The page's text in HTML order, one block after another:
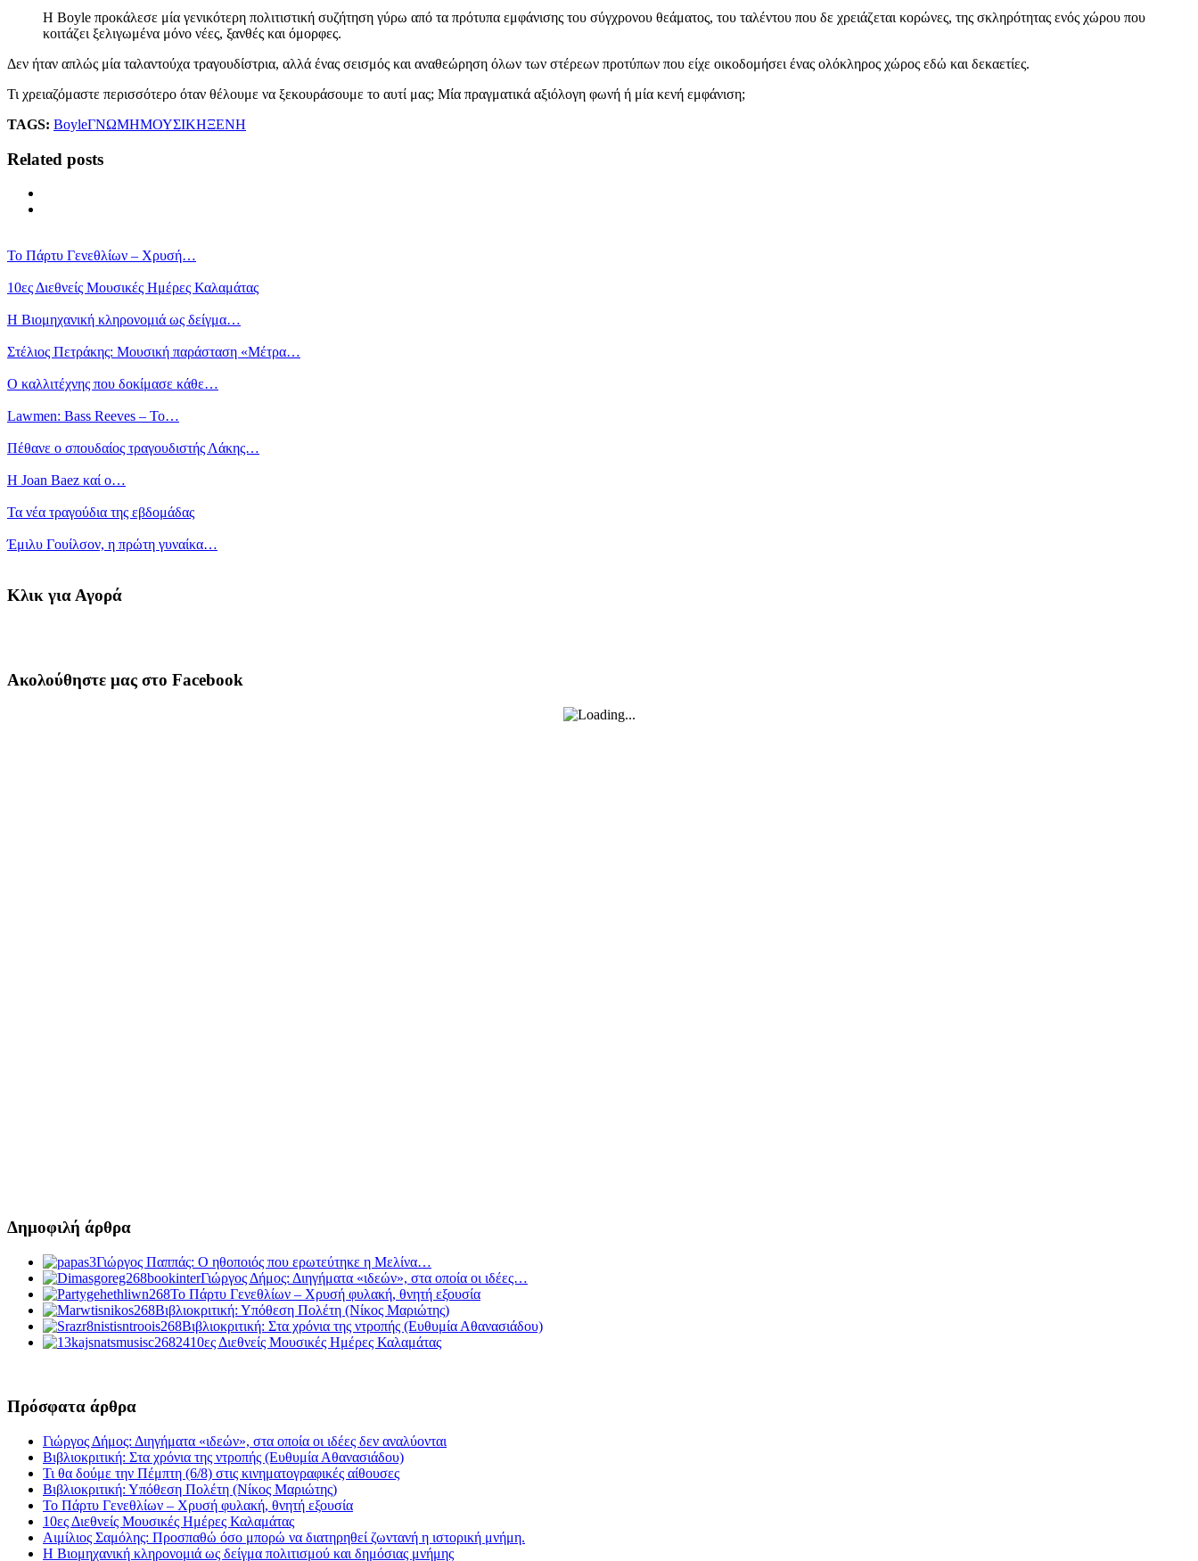
Η Boyle προκάλεσε μία γενικότερη πολιτιστική συζήτηση γύρω από τα πρότυπα εμφάνισης του σύγχρονου θεάματος, του ταλέντου που δε χρειάζεται κορώνες, της σκληρότητας ενός χώρου που
κοιτάζει ξελιγωμένα μόνο νέες, ξανθές και όμορφες.
Δεν ήταν απλώς μία ταλαντούχα τραγουδίστρια, αλλά ένας σεισμός και αναθεώρηση όλων των στέρεων προτύπων που είχε οικοδομήσει ένας ολόκληρος χώρος εδώ και δεκαετίες.
Τι χρειαζόμαστε περισσότερο όταν θέλουμε να ξεκουράσουμε το αυτί μας; Μία πραγματικά αξιόλογη φωνή ή μία κενή εμφάνιση;
TAGS: BoyleΓΝΩΜΗΜΟΥΣΙΚΗΞΕΝΗ
Related posts
Το Πάρτυ Γενεθλίων – Χρυσή…
10ες Διεθνείς Μουσικές Ημέρες Καλαμάτας
Η Βιομηχανική κληρονομιά ως δείγμα…
Στέλιος Πετράκης: Μουσική παράσταση «Μέτρα…
Ο καλλιτέχνης που δοκίμασε κάθε…
Lawmen: Bass Reeves – Το…
Πέθανε ο σπουδαίος τραγουδιστής Λάκης…
Η Joan Baez καί ο…
Τα νέα τραγούδια της εβδομάδας
Έμιλυ Γουίλσον, η πρώτη γυναίκα…
Κλικ για Αγορά
Ακολούθηστε μας στο Facebook
Δημοφιλή άρθρα
Γιώργος Παππάς: Ο ηθοποιός που ερωτεύτηκε η Μελίνα…
Γιώργος Δήμος: Διηγήματα «ιδεών», στα οποία οι ιδέες…
Το Πάρτυ Γενεθλίων – Χρυσή φυλακή, θνητή εξουσία
Βιβλιοκριτική: Υπόθεση Πολέτη (Νίκος Μαριώτης)
Βιβλιοκριτική: Στα χρόνια της ντροπής (Ευθυμία Αθανασιάδου)
10ες Διεθνείς Μουσικές Ημέρες Καλαμάτας
Πρόσφατα άρθρα
Γιώργος Δήμος: Διηγήματα «ιδεών», στα οποία οι ιδέες δεν αναλύονται
Βιβλιοκριτική: Στα χρόνια της ντροπής (Ευθυμία Αθανασιάδου)
Τι θα δούμε την Πέμπτη (6/8) στις κινηματογραφικές αίθουσες
Βιβλιοκριτική: Υπόθεση Πολέτη (Νίκος Μαριώτης)
Το Πάρτυ Γενεθλίων – Χρυσή φυλακή, θνητή εξουσία
10ες Διεθνείς Μουσικές Ημέρες Καλαμάτας
Αιμίλιος Σαμόλης: Προσπαθώ όσο μπορώ να διατηρηθεί ζωντανή η ιστορική μνήμη.
Η Βιομηχανική κληρονομιά ως δείγμα πολιτισμού και δημόσιας μνήμης